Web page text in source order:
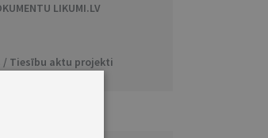
LIKUMI.LV
Tiesību aktu projekti